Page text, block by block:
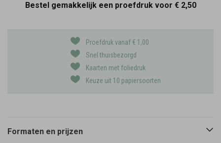
Bestel gemakkelijk een proefdruk voor € 2,50
Proefdruk vanaf € 1,00
Snel thuisbezorgd
Kaarten met foliedruk
Keuze uit 10 papiersoorten
Formaten en prijzen